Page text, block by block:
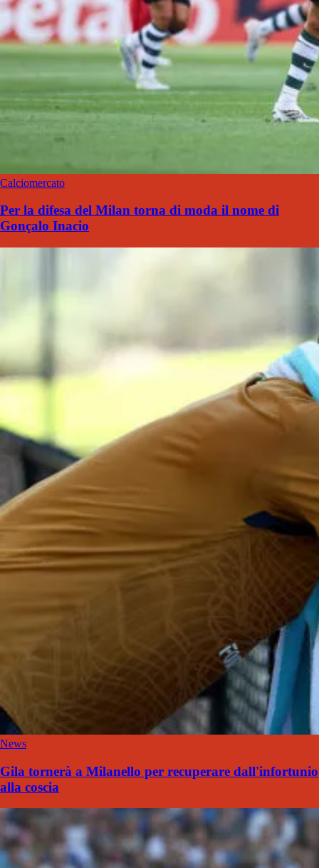
Calciomercato
Per la difesa del Milan torna di moda il nome di
Gonçalo Inacio
News
Gila tornerà a Milanello per recuperare dall'infortunio
alla coscia